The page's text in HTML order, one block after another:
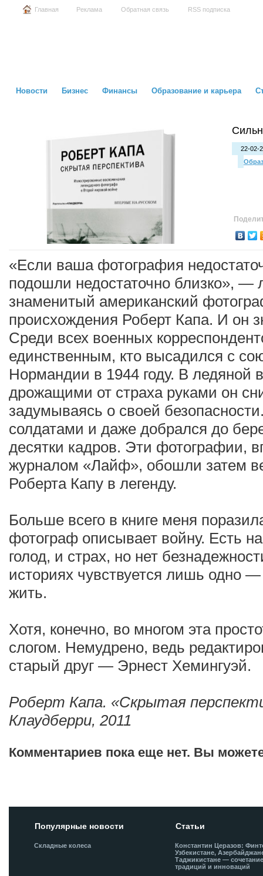
Главная Реклама Обратная связь RSS подписка
Новости Бизнес Финансы Образование и карьера
22-02-
«Если ваша фотография
подошли недостаточно близко», —
знаменитый американский
происхождения Роберт Капа. И он
Среди всех военных
единственным, кто высадился с
Нормандии в 1944 году. В ледяной
дрожащими от страха руками он
задумываясь о своей
солдатами и даже добрался до
десятки кадров. Эти фотографии,
журналом «Лайф», обошли затем
Роберта Капу в легенду.
Больше всего в книге меня
фотограф описывает войну. Есть
голод, и страх, но нет
историях чувствуется лишь одно
жить.
Хотя, конечно, во многом эта
слогом. Немудрено, ведь
старый друг — Эрнест Хемингуэй.
Роберт Капа. «Скрытая
Клаудберри, 2011
Комментариев пока еще нет. Вы
Популярные новости
Складные колеса
Статьи
Константин Церазов:
Узбекистане,
Таджикистане —
традиций и инноваций